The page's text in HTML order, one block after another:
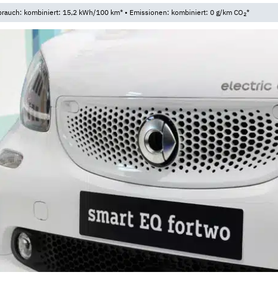
kombiniert: 15,2 kWh/100 km* • Emissionen: kombiniert: 0 g/km CO2*